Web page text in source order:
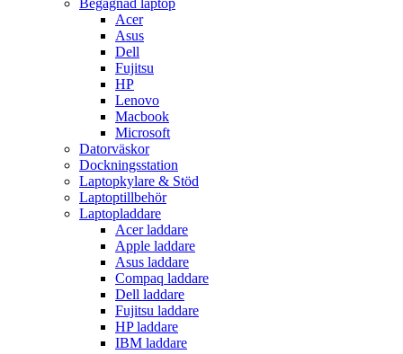
Begagnad laptop
Acer
Asus
Dell
Fujitsu
HP
Lenovo
Macbook
Microsoft
Datorväskor
Dockningsstation
Laptopkylare & Stöd
Laptoptillbehör
Laptopladdare
Acer laddare
Apple laddare
Asus laddare
Compaq laddare
Dell laddare
Fujitsu laddare
HP laddare
IBM laddare